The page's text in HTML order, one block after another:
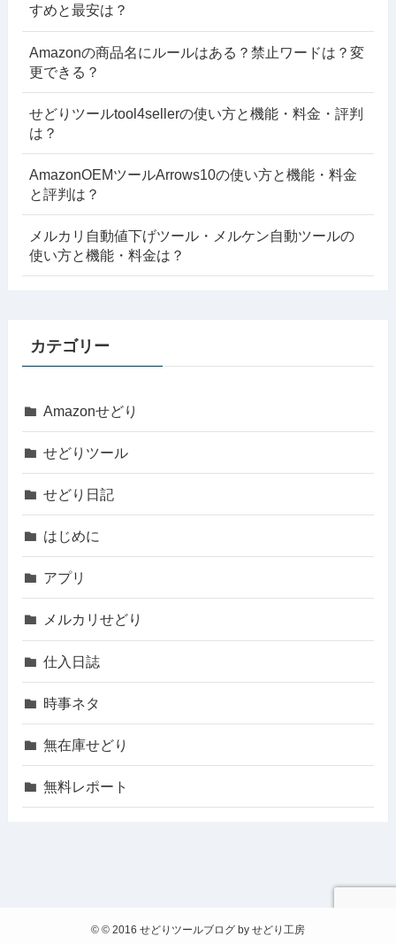
すめと最安は？
Amazonの商品名にルールはある？禁止ワードは？変
更できる？
せどりツールtool4sellerの使い方と機能・料金・評判
は？
AmazonOEMツールArrows10の使い方と機能・料金
と評判は？
メルカリ自動値下げツール・メルケン自動ツールの
使い方と機能・料金は？
カテゴリー
Amazonせどり
せどりツール
せどり日記
はじめに
アプリ
メルカリせどり
仕入日誌
時事ネタ
無在庫せどり
無料レポート
© © 2016 せどりツールブログ by せどり工房